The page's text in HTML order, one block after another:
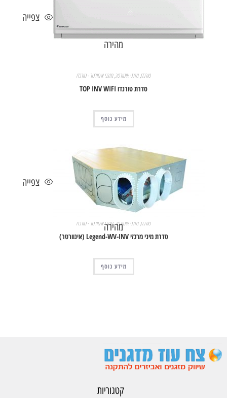
צפייה
מהירה
טורנדו,מזגני אינוורטר,מזגני אינוורטר - טורנדו
סדרת טורנדו TOP INV WIFI
מידע נוסף
צפייה
מהירה טורנדו,מזגני אינוורטר,מזגני אינוורטר - טורנדו
סדרת מיני מרכזי Legend-WV-INV (אינוורטר)
מידע נוסף
קטגוריות